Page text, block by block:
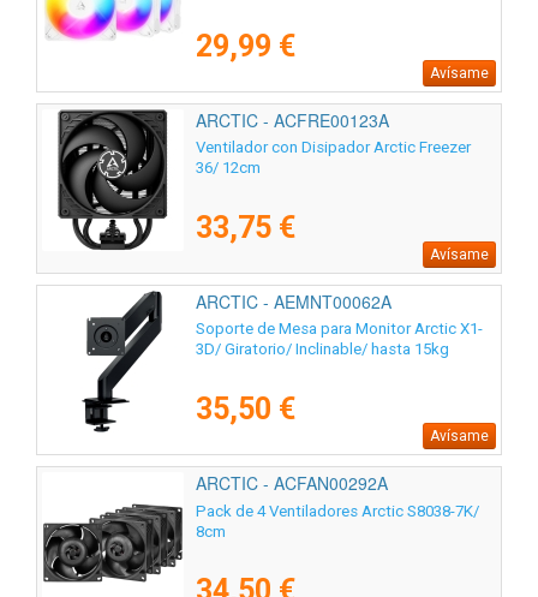
29,99 €
Avísame
ARCTIC - ACFRE00123A
Ventilador con Disipador Arctic Freezer
36/ 12cm
33,75 €
Avísame
ARCTIC - AEMNT00062A
Soporte de Mesa para Monitor Arctic X1-
3D/ Giratorio/ Inclinable/ hasta 15kg
35,50 €
Avísame
ARCTIC - ACFAN00292A
Pack de 4 Ventiladores Arctic S8038-7K/
8cm